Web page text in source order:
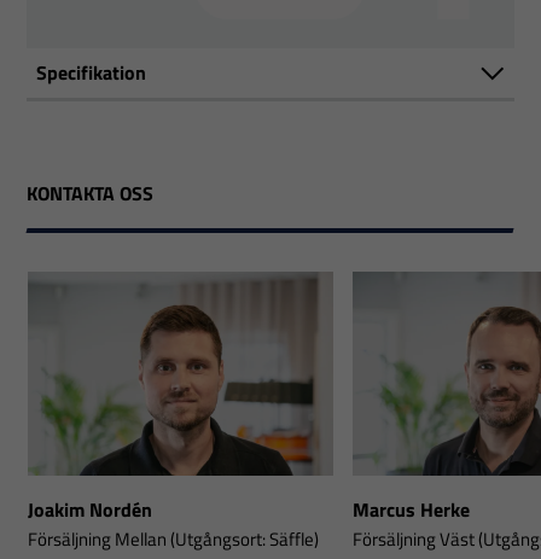
Specifikation
KONTAKTA OSS
Joakim Nordén
Försäljning Mellan (Utgångsort: Säffle)
Marcus Herke
Försäljning Väst